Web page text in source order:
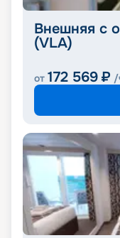
Внешняя с
(VLA)
от 172 569 ₽ /